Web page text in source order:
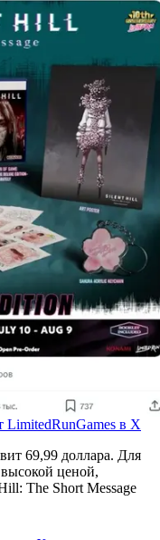
LimitedRunGames в X
69,99 доллара. Для
ценой,
The Short Message